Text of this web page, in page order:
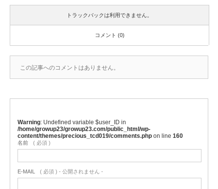
トラックバックは利用できません。
コメント (0)
この記事へのコメントはありません。
Warning : Undefined variable $user_ID in
/home/growup23/growup23.com/public_html/wp-
content/themes/precious_tcd019/comments.php on line 160
名前 ( 必須 )
E-MAIL ( 必須 ) - 公開されません -